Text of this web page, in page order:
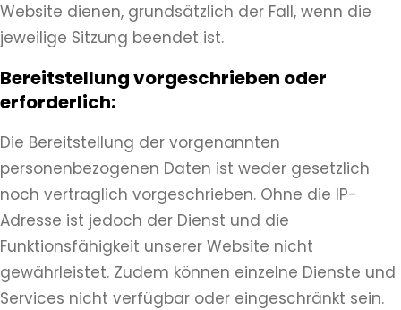
Website dienen, grundsätzlich der Fall, wenn die
jeweilige Sitzung beendet ist.
Bereitstellung vorgeschrieben oder
erforderlich:
Die Bereitstellung der vorgenannten
personenbezogenen Daten ist weder gesetzlich
noch vertraglich vorgeschrieben. Ohne die IP-
Adresse ist jedoch der Dienst und die
Funktionsfähigkeit unserer Website nicht
gewährleistet. Zudem können einzelne Dienste und
Services nicht verfügbar oder eingeschränkt sein.